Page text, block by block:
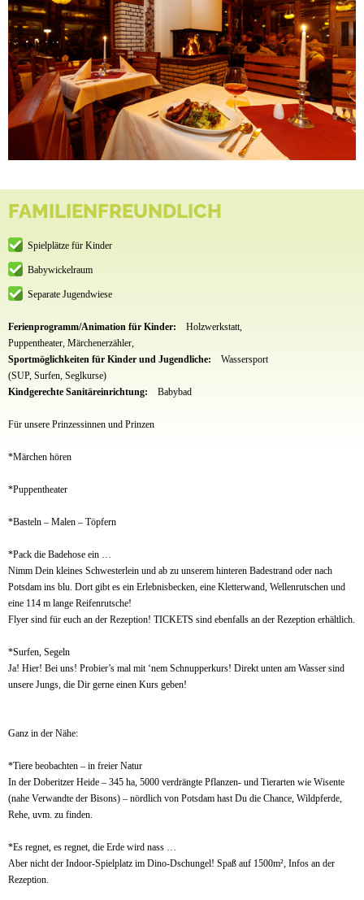
FAMILIENFREUNDLICH
Spielplätze für Kinder
Babywickelraum
Separate Jugendwiese
Ferienprogramm/Animation für Kinder:
Holzwerkstatt,
Puppentheater, Märchenerzähler,
Sportmöglichkeiten für Kinder und Jugendliche:
Wassersport
(SUP, Surfen, Seglkurse)
Kindgerechte Sanitäreinrichtung:
Babybad
Für unsere Prinzessinnen und Prinzen
*Märchen hören
*Puppentheater
*Basteln – Malen – Töpfern
*Pack die Badehose ein …
Nimm Dein kleines Schwesterlein und ab zu unserem hinteren Badestrand oder nach
Potsdam ins blu. Dort gibt es ein Erlebnisbecken, eine Kletterwand, Wellenrutschen und
eine 114 m lange Reifenrutsche!
Flyer sind für euch an der Rezeption! TICKETS sind ebenfalls an der Rezeption erhältlich.
*Surfen, Segeln
Ja! Hier! Bei uns! Probier’s mal mit ‘nem Schnupperkurs! Direkt unten am Wasser sind
unsere Jungs, die Dir gerne einen Kurs geben!
Ganz in der Nähe:
*Tiere beobachten – in freier Natur
In der Doberitzer Heide – 345 ha, 5000 verdrängte Pflanzen- und Tierarten wie Wisente
(nahe Verwandte der Bisons) – nördlich von Potsdam hast Du die Chance, Wildpferde,
Rehe, uvm. zu finden.
*Es regnet, es regnet, die Erde wird nass …
Aber nicht der Indoor-Spielplatz im Dino-Dschungel! Spaß auf 1500m², Infos an der
Rezeption.